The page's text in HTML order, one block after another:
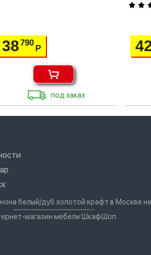
38790
Р
под заказ
белый/дуб золотой крафт в Москве
магазин мебели ШкафШоп